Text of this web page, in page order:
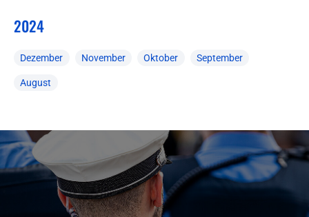
2024
Dezember November Oktober September
August